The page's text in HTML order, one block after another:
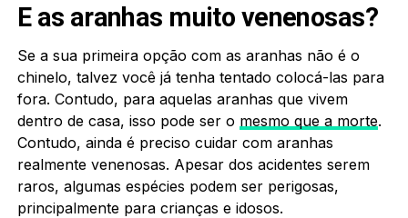
E as aranhas muito venenosas?
Se a sua primeira opção com as aranhas não é o
chinelo, talvez você já tenha tentado colocá-las para
fora. Contudo, para aquelas aranhas que vivem
dentro de casa, isso pode ser o mesmo que a morte.
Contudo, ainda é preciso cuidar com aranhas
realmente venenosas. Apesar dos acidentes serem
raros, algumas espécies podem ser perigosas,
principalmente para crianças e idosos.